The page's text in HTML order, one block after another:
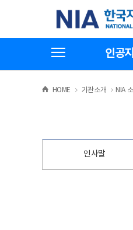
기
한국지능정보사회진흥원
인공
HOME >
기관소개 >NIA
인사말